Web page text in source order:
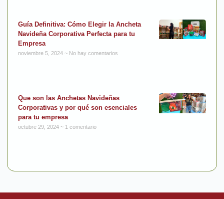
Guía Definitiva: Cómo Elegir la Ancheta
Navideña Corporativa Perfecta para tu
Empresa
noviembre 5, 2024 No hay comentarios
Que son las Anchetas Navideñas
Corporativas y por qué son esenciales
para tu empresa
octubre 29, 2024 1 comentario